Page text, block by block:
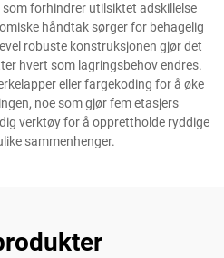
forhindrer utilsiktet adskillelse
håndtak sørger for behagelig
robuste konstruksjonen gjør det
hvert som lagringsbehov endres.
eller fargekoding for å øke
noe som gjør fem etasjers
verktøy for å opprettholde ryddige
sammenhenger.